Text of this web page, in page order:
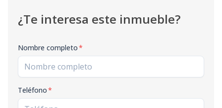
¿Te interesa este inmueble?
Nombre completo*
Teléfono*